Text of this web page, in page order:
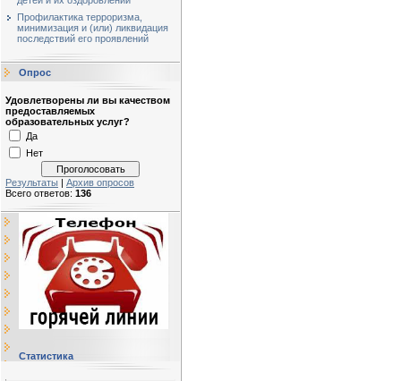
Профилактика терроризма,
минимизация и (или) ликвидация
последствий его проявлений
Опрос
Удовлетворены ли вы качеством
предоставляемых
образовательных услуг?
Да
Нет
Результаты | Архив опросов
Всего ответов: 136
Статистика